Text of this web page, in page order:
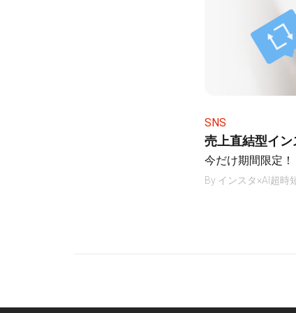
SNS
売上直結型イ
今だけ期間限定！
By インスタ×AI超時